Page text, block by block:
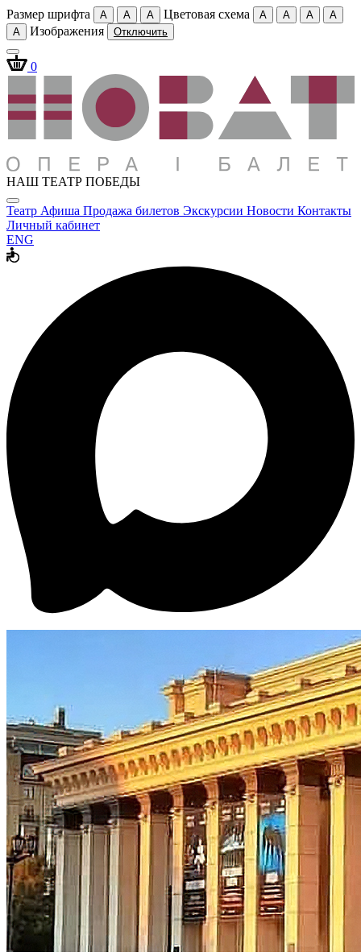
Размер шрифта A A A Цветовая схема A A A
A
A
Изображения Отключить
0
НАШ ТЕАТР ПОБЕДЫ
Театр Афиша Продажа билетов Экскурсии Новости Контакты
Личный кабинет
ENG